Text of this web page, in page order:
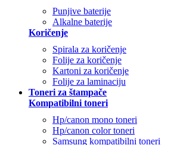
Punjive baterije
Alkalne baterije
Koričenje
Spirala za koričenje
Folije za koričenje
Kartoni za koričenje
Folije za laminaciju
Toneri za štampače
Kompatibilni toneri
Hp/canon mono toneri
Hp/canon color toneri
Samsung kompatibilni toneri